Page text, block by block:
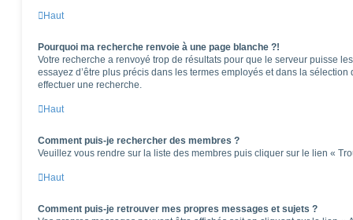
Haut
Pourquoi ma recherche renvoie à une page blanche ?!
Votre recherche a renvoyé trop de résultats pour que le serveur puisse
essayez d’être plus précis dans les termes employés et dans la
effectuer une recherche.
Haut
Comment puis-je rechercher des membres ?
Veuillez vous rendre sur la liste des membres puis cliquer sur le lien «
Haut
Comment puis-je retrouver mes propres messages et sujets ?